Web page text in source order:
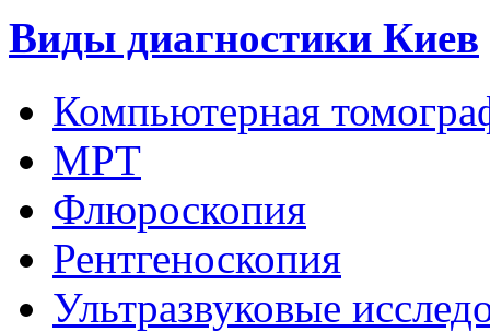
Виды диагностики Киев
Компьютерная
МРТ
Флюроскопия
Рентгеноскопия
Ультразвуковые